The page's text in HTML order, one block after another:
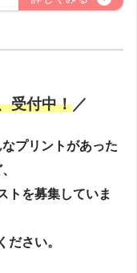
受付中！／
プリントがあった
トを募集していま
ださい。